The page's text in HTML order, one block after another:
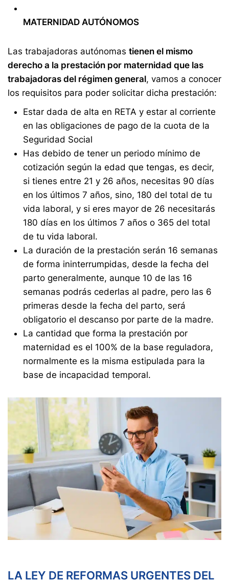
MATERNIDAD AUTÓNOMOS
Las trabajadoras autónomas tienen el mismo
derecho a la prestación por maternidad que las
trabajadoras del régimen general, vamos a conocer
los requisitos para poder solicitar dicha prestación:
Estar dada de alta en RETA y estar al corriente
en las obligaciones de pago de la cuota de la
Seguridad Social
Has debido de tener un periodo mínimo de
cotización según la edad que tengas, es decir,
si tienes entre 21 y 26 años, necesitas 90 días
en los últimos 7 años, sino, 180 del total de tu
vida laboral, y si eres mayor de 26 necesitarás
180 días en los últimos 7 años o 365 del total
de tu vida laboral.
La duración de la prestación serán 16 semanas
de forma ininterrumpidas, desde la fecha del
parto generalmente, aunque 10 de las 16
semanas podrás cederlas al padre, pero las 6
primeras desde la fecha del parto, será
obligatorio el descanso por parte de la madre.
La cantidad que forma la prestación por
maternidad es el 100% de la base reguladora,
normalmente es la misma estipulada para la
base de incapacidad temporal.
LA LEY DE REFORMAS URGENTES DEL